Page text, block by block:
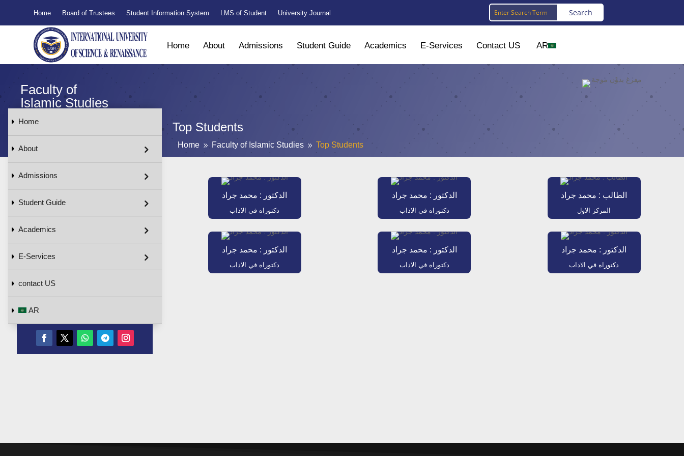
Home Board of Trustees Student Information System LMS of Student University Journal
Home About Admissions Student Guide Academics E-Services Contact US AR
Faculty of
Islamic Studies
Top Students
Home 9 Faculty of Islamic Studies 9 Top Students
Home
About
Admissions
Student Guide
Academics
E-Services
contact US
AR
الدكتور : محمد جراد
دكتوراه في الاداب
الدكتور : محمد جراد
دكتوراه في الاداب
الدكتور : محمد جراد
دكتوراه في الاداب
الدكتور : محمد جراد
دكتوراه في الاداب
الطالب : محمد جراد
المركز الاول
الدكتور : محمد جراد
دكتوراه في الاداب